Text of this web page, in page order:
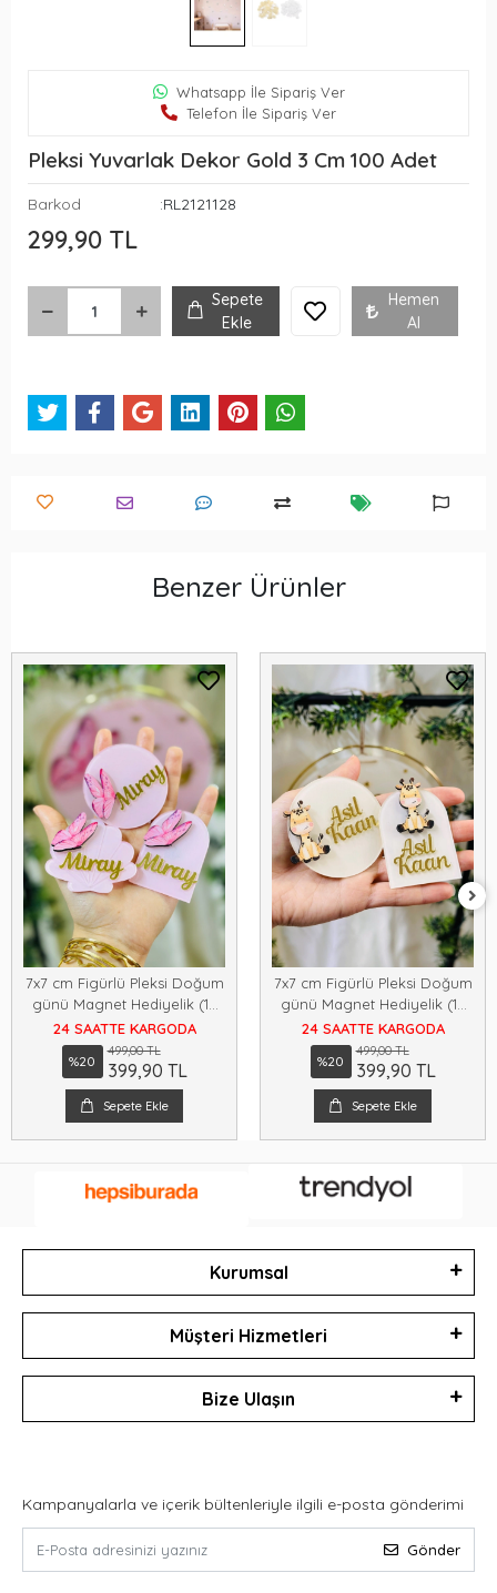
Whatsapp İle Sipariş Ver
Telefon İle Sipariş Ver
Pleksi Yuvarlak Dekor Gold 3 Cm 100 Adet
Barkod :RL2121128
299,90 TL
Sepete
Ekle
Hemen
Al
Benzer Ürünler
7x7 cm Figürlü Pleksi Doğum
günü Magnet Hediyelik (15
adet)
24 SAATTE KARGODA
%20
499,00 TL
399,90 TL
Sepete Ekle
7x7 cm Figürlü Pleksi Doğum
günü Magnet Hediyelik (15
adet)
24 SAATTE KARGODA
%20
499,00 TL
399,90 TL
Sepete Ekle
Kurumsal
Müşteri Hizmetleri
Bize Ulaşın
Kampanyalarla ve içerik bültenleriyle ilgili e-posta gönderimi
Gönder